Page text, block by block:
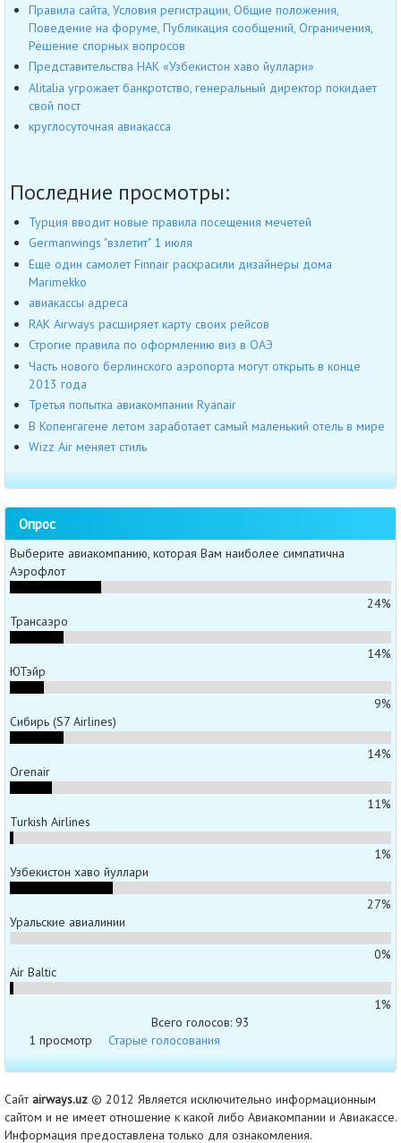
Правила сайта, Условия регистрации, Общие положения,
Поведение на форуме, Публикация сообщений, Ограничения,
Решение спорных вопросов
Представительства НАК «Узбекистон хаво йуллари»
Alitalia угрожает банкротство, генеральный директор покидает
свой пост
круглосуточная авиакасса
Последние просмотры:
Турция вводит новые правила посещения мечетей
Germanwings "взлетит" 1 июля
Еще один самолет Finnair раскрасили дизайнеры дома
Marimekko
авиакассы адреса
RAK Airways расширяет карту своих рейсов
Строгие правила по оформлению виз в ОАЭ
Часть нового берлинского аэропорта могут открыть в конце
2013 года
Третья попытка авиакомпании Ryanair
В Копенгагене летом заработает самый маленький отель в мире
Wizz Air меняет стиль
Опрос
Выберите авиакомпанию, которая Вам наиболее симпатична
Аэрофлот
24%
Трансаэро
14%
ЮТэйр
9%
Сибирь (S7 Airlines)
14%
Orenair
11%
Turkish Airlines
1%
Узбекистон хаво йуллари
27%
Уральские авиалинии
0%
Air Baltic
1%
Всего голосов: 93
1 просмотр
Старые голосования
Сайтairways.uz © 2012 Является исключительно информационным
сайтом и не имеет отношение к какой либо Авиакомпании и Авиакассе.
Информация предоставлена только для ознакомления.